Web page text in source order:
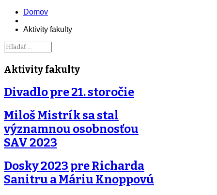
Domov
Aktivity fakulty
Aktivity fakulty
Divadlo pre 21. storočie
Miloš Mistrík sa stal
významnou osobnosťou
SAV 2023
Dosky 2023 pre Richarda
Sanitru a Máriu Knoppovú